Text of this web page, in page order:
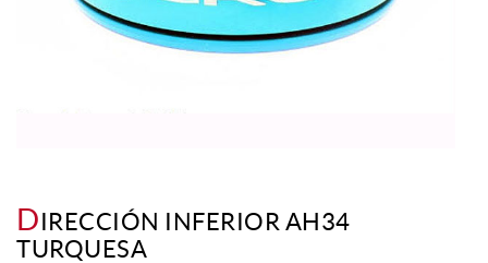
DIRECCIÓN INFERIOR AH34
TURQUESA